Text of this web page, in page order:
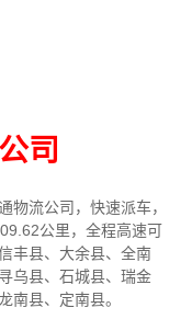
司
物流公司，快速派车，
公里，全程高速可
丰县、大余县、全南
乌县、石城县、瑞金
南县、定南县。